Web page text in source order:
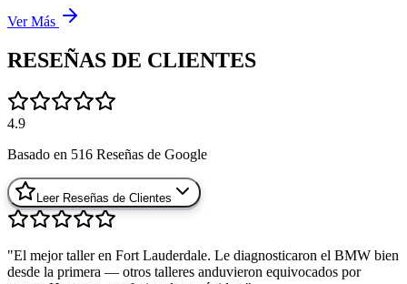
Ver Más
RESEÑAS DE CLIENTES
4.9
Basado en 516 Reseñas de Google
Leer Reseñas de Clientes
"El mejor taller en Fort Lauderdale. Le diagnosticaron el BMW bien
desde la primera — otros talleres anduvieron equivocados por
"El mejor taller en Fort Lauderdale. Le diagnosticaron el BMW bien
desde la primera — otros talleres anduvieron equivocados por